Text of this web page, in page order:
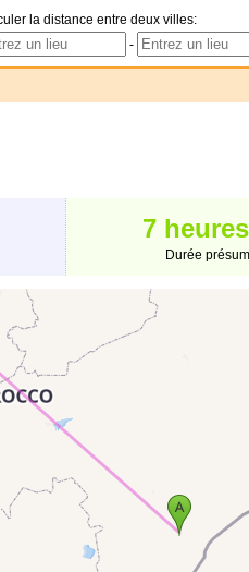
la distance entre deux villes:
-
7
Durée